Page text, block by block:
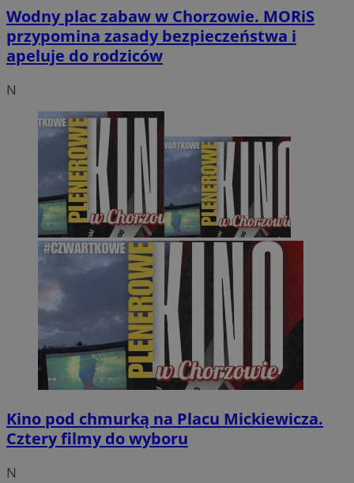
Wodny plac zabaw w Chorzowie. MORiS
przypomina zasady bezpieczeństwa i
apeluje do rodziców
N
Kino pod chmurką na Placu Mickiewicza.
Cztery filmy do wyboru
N